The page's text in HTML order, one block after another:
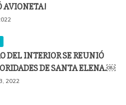
AVIONETA!
DEL INTERIOR SE REUNIÓ
DE SANTA ELENA.￼
2022